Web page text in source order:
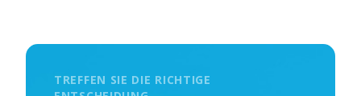
TREFFEN SIE DIE RICHTIGE